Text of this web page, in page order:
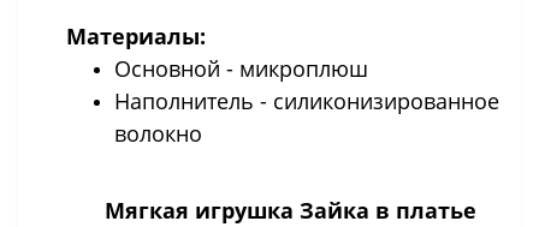
Материалы:
Основной - микроплюш
Наполнитель - силиконизированное
волокно
Мягкая игрушка Зайка в платье